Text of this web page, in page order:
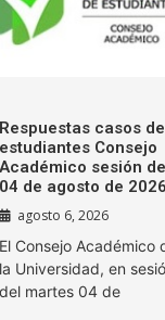
Respuestas casos de
estudiantes Consejo
Académico sesión
04 de agosto de 2026
agosto 6, 2026
El Consejo Académico
la Universidad, en
del martes 04 de